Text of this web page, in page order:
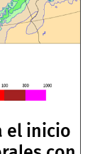
el inicio